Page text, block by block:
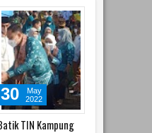
Perbaikan Ekonomi
16
May
2022